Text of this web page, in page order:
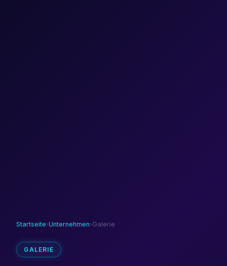
Startseite›Unternehmen›Galerie
GALERIE